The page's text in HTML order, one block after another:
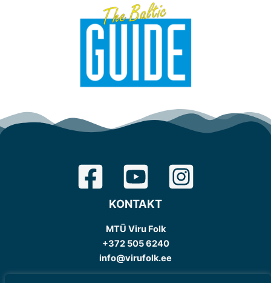
KONTAKT
MTÜ Viru Folk
+372 505 6240
info@virufolk.ee